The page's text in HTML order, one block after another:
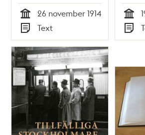
Tid
26 november 1914
Typ
Text Tid
Typ